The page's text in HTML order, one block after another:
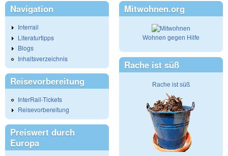
Navigation
Interrail
Literaturtipps
Blogs
Inhaltsverzeichnis
Reisevorbereitung
InterRail-Tickets
Reisevorbereitung
Preiswert durch
Europa
Mitwohnen.org
Wohnen gegen Hilfe
Rache ist süß
Rache ist süß